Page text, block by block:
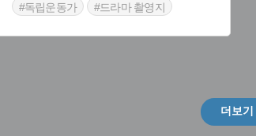
#독립운동가
#드라마 촬영지
더보기